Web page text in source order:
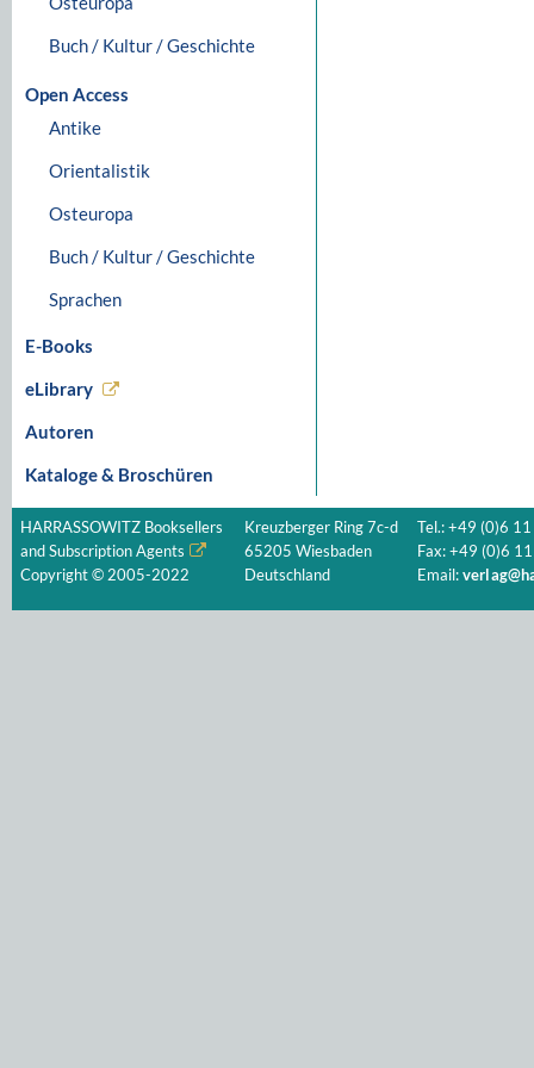
Buch / Kultur / Geschichte
Open Access
Antike
Orientalistik
Osteuropa
Buch / Kultur / Geschichte
Sprachen
E-Books
eLibrary
Autoren
Kataloge & Broschüren
HARRASSOWITZ Booksellers
and Subscription Agents
Copyright © 2005-2022
Kreuzberger Ring 7c-d
65205 Wiesbaden
Deutschland
Tel.: +49 (0)6
Fax: +49 (0)6
Email: